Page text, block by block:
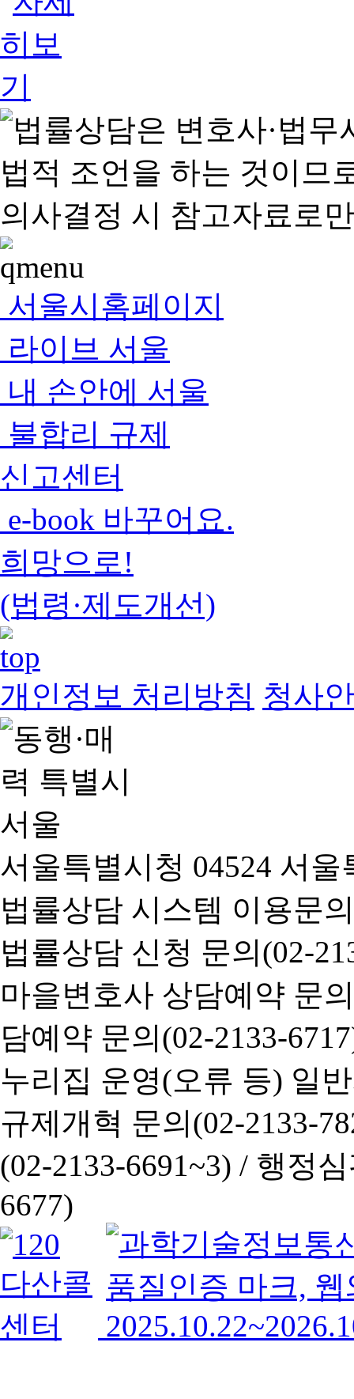
서울시홈페이지
라이브 서울
내 손안에 서울
불합리 규제
신고센터
e-book 바꾸어요.
희망으로!
(법령·제도개선)
개인정보 처리방침 청사
서울특별시청 04524 서
법률상담 시스템 이용문
법률상담 신청 문의(02-
마을변호사 상담예약 문
담예약 문의(02-2133-
누리집 운영(오류 등) 일
규제개혁 문의(02-2133-
(02-2133-6691~3) / 행정심
6677)